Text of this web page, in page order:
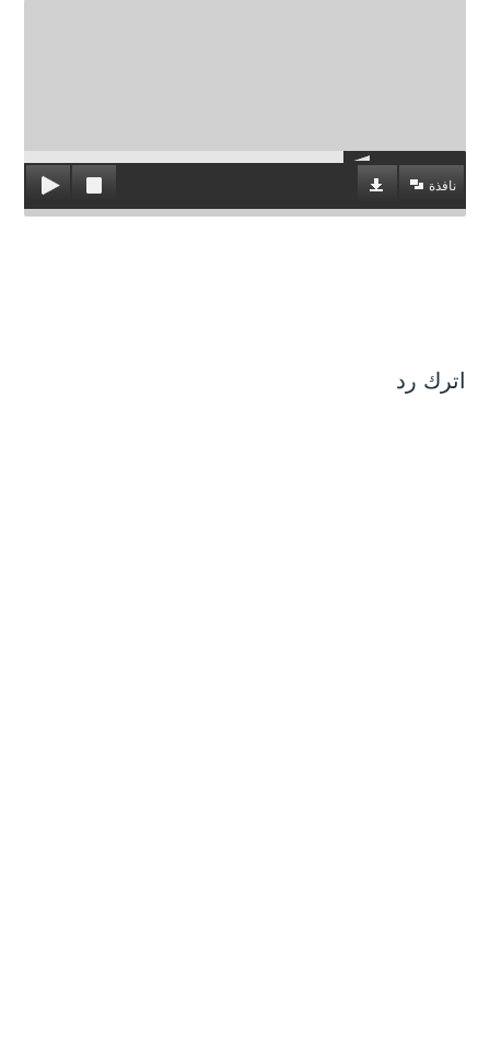
نافذة
اترك رد